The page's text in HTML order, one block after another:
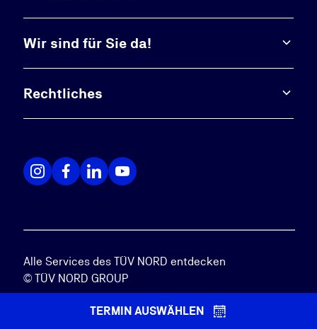
TERMIN AUSWÄHLEN
Wir sind für Sie da!
Rechtliches
Alle Services des TÜV NORD entdecken
© TÜV NORD GROUP